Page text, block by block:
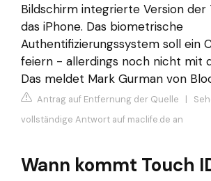
Bildschirm integrierte Version der
das iPhone. Das biometrische
Authentifizierungssystem soll ein
feiern - allerdings noch nicht mit
Das meldet Mark Gurman von
Antrag auf Entfernung der Quelle |
vollständige Antwort auf maclife.de an
Wann kommt Touch